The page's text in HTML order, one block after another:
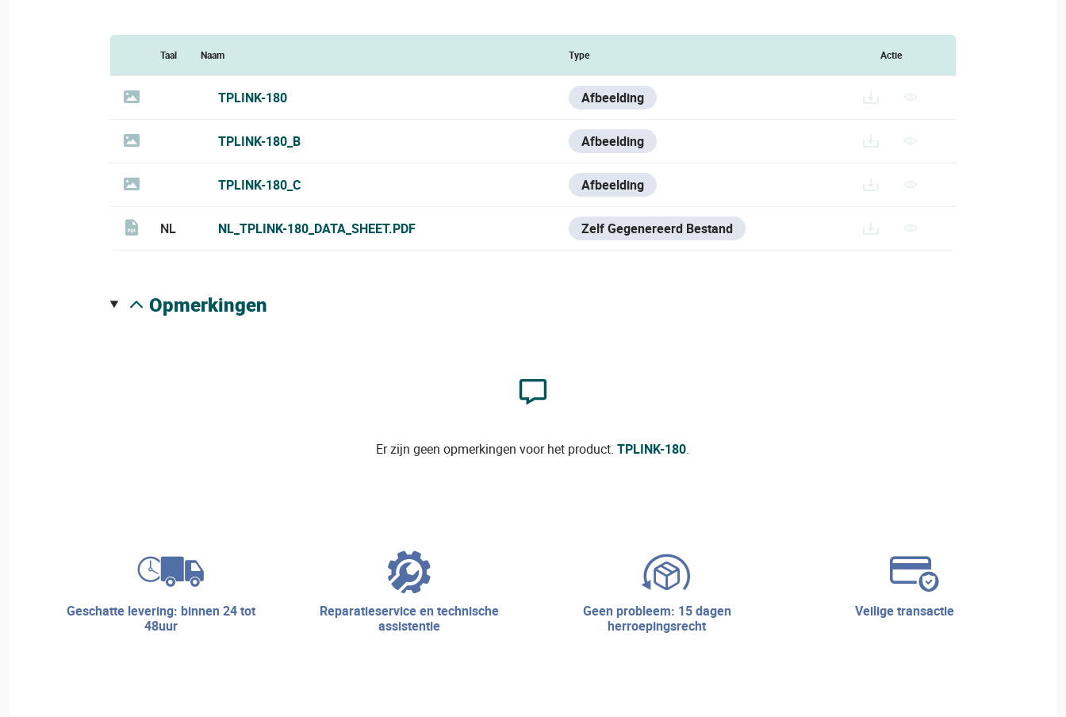
Taal Naam Type Actie
TPLINK-180 Afbeelding
TPLINK-180_B Afbeelding
TPLINK-180_C Afbeelding
NL NL_TPLINK-180_DATA_SHEET.PDF Zelf Gegenereerd Bestand
opmerkingen
Er zijn geen opmerkingen voor het product.TPLINK-180.
geschatte levering: binnen 24 tot
48uur
reparatieservice en technische
assistentie
geen probleem: 15 dagen
herroepingsrecht
veilige transactie